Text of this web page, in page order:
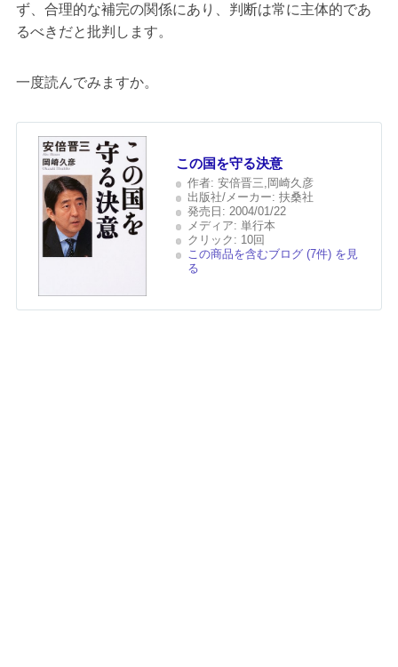
ず、合理的な補完の関係にあり、判断は常に主体的であ
るべきだと批判します。
一度読んでみますか。
この国を守る決意
作者: 安倍晋三,岡崎久彦
出版社/メーカー: 扶桑社
発売日: 2004/01/22
メディア: 単行本
クリック : 10回
この商品を含むブログ (7件) を見
る